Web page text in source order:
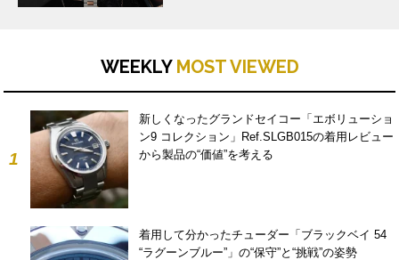
WEEKLY MOST VIEWED
1
新しくなったグランドセイコー「エボリューショ
ン9 コレクション」Ref.SLGB015の着用レビュー
から製品の“価値”を考える
着用して分かったチューダー「ブラックベイ 54
“ラグーンブルー”」の“保守”と“挑戦”の姿勢